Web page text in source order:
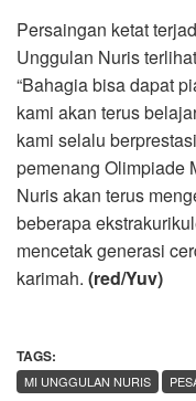
Persaingan ketat
Unggulan Nuris
“Bahagia bisa dapat
kami akan terus
kami selalu
pemenang Olimpiade
Nuris akan terus
beberapa
mencetak generasi
karimah. (red/Yuv)
TAGS:
MI UNGGULAN NURIS